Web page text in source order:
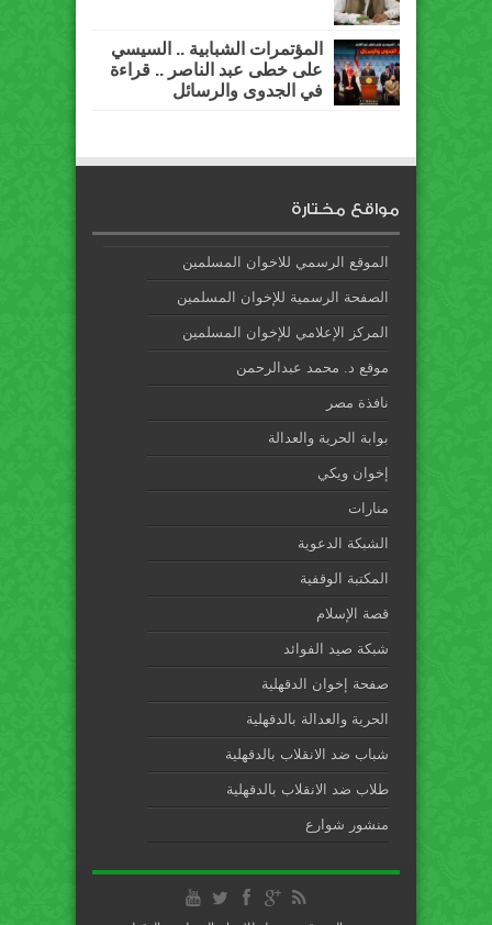
المؤتمرات الشبابية .. السيسي
على خطى عبد الناصر .. قراءة
في الجدوى والرسائل
مواقع مختارة
الموقع الرسمي للاخوان المسلمين
الصفحة الرسمية للإخوان المسلمين
المركز الإعلامي للإخوان المسلمين
موقع د. محمد عبدالرحمن
نافذة مصر
بوابة الحرية والعدالة
إخوان ويكي
منارات
الشبكة الدعوية
المكتبة الوقفية
قصة الإسلام
شبكة صيد الفوائد
صفحة إخوان الدقهلية
الحرية والعدالة بالدقهلية
شباب ضد الانقلاب بالدقهلية
طلاب ضد الانقلاب بالدقهلية
منشور شوارع